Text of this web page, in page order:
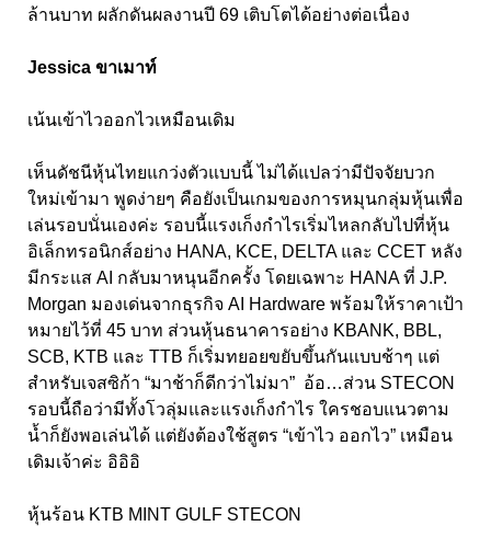
ล้านบาท ผลักดันผลงานปี 69 เติบโตได้อย่างต่อเนื่อง
Jessica ขาเมาท์
เน้นเข้าไวออกไวเหมือนเดิม
เห็นดัชนีหุ้นไทยแกว่งตัวแบบนี้ ไม่ได้แปลว่ามีปัจจัยบวก
ใหม่เข้ามา พูดง่ายๆ คือยังเป็นเกมของการหมุนกลุ่มหุ้นเพื่อ
เล่นรอบนั่นเองค่ะ รอบนี้แรงเก็งกำไรเริ่มไหลกลับไปที่หุ้น
อิเล็กทรอนิกส์อย่าง HANA, KCE, DELTA และ CCET หลัง
มีกระแส AI กลับมาหนุนอีกครั้ง โดยเฉพาะ HANA ที่ J.P.
Morgan มองเด่นจากธุรกิจ AI Hardware พร้อมให้ราคาเป้า
หมายไว้ที่ 45 บาท ส่วนหุ้นธนาคารอย่าง KBANK, BBL,
SCB, KTB และ TTB ก็เริ่มทยอยขยับขึ้นกันแบบช้าๆ แต่
สำหรับเจสซิก้า “มาช้าก็ดีกว่าไม่มา” อ้อ…ส่วน STECON
รอบนี้ถือว่ามีทั้งโวลุ่มและแรงเก็งกำไร ใครชอบแนวตาม
น้ำก็ยังพอเล่นได้ แต่ยังต้องใช้สูตร “เข้าไว ออกไว” เหมือน
เดิมเจ้าค่ะ อิอิอิ
หุ้นร้อน KTB MINT GULF STECON